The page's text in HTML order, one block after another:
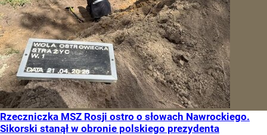
Rzeczniczka MSZ Rosji ostro o słowach Nawrockiego.
Sikorski stanął w obronie polskiego prezydenta